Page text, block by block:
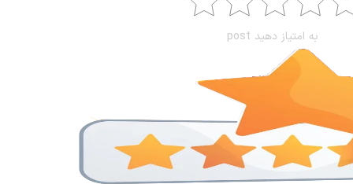
به امتیاز دهید post